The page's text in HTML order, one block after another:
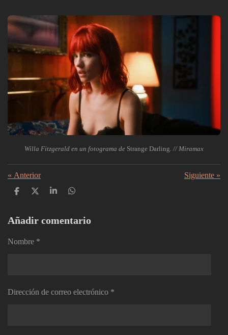
Willa Fitzgerald en un fotograma de Strange Darling. // Miramax
« Anterior Siguiente »
C
p
t
C
p
C
p
C
p
Añadir comentario
Nombre *
Dirección de correo electrónico *